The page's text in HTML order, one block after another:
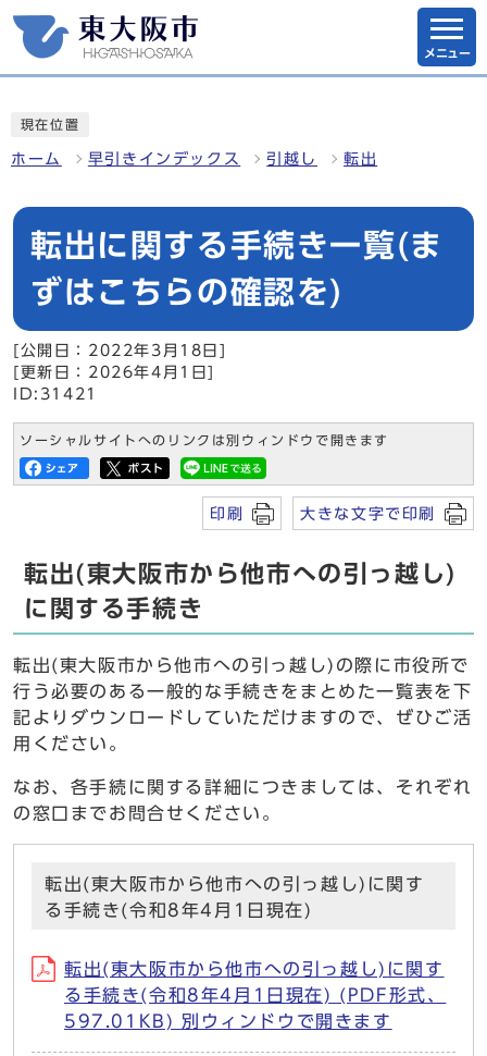
メニュー
現在位置
ホーム 早引きインデックス 引越し 転出
転出に関する手続き一覧(ま
ずはこちらの確認を)
[公開日：2022年3月18日]
[更新日：2026年4月1日]
ID:31421
ソーシャルサイトへのリンクは別ウィンドウで開きます
印刷 大きな文字で印刷
転出(東大阪市から他市への引っ越し)
に関する手続き
転出(東大阪市から他市への引っ越し)の際に市役所で
行う必要のある一般的な手続きをまとめた一覧表を下
記よりダウンロードしていただけますので、ぜひご活
用ください。
なお、各手続に関する詳細につきましては、それぞれ
の窓口までお問合せください。
転出(東大阪市から他市への引っ越し)に関す
る手続き(令和8年4月1日現在)
転出(東大阪市から他市への引っ越し)に関す
る手続き(令和8年4月1日現在) (PDF形式、
597.01KB) 別ウィンドウで開きます